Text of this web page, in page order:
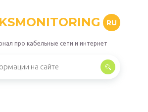
RU
про кабельные сети и интернет